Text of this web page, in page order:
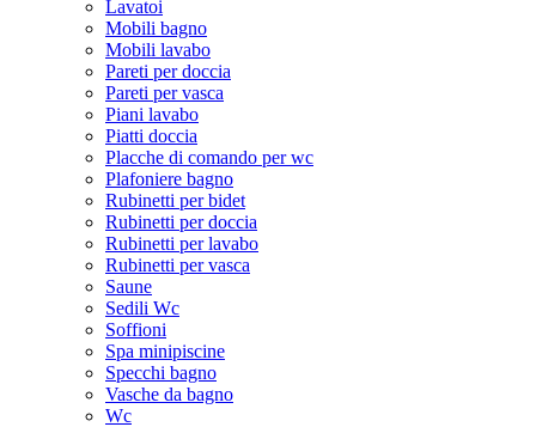
Lavatoi
Mobili bagno
Mobili lavabo
Pareti per doccia
Pareti per vasca
Piani lavabo
Piatti doccia
Placche di comando per wc
Plafoniere bagno
Rubinetti per bidet
Rubinetti per doccia
Rubinetti per lavabo
Rubinetti per vasca
Saune
Sedili Wc
Soffioni
Spa minipiscine
Specchi bagno
Vasche da bagno
Wc